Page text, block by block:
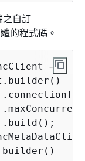
之自訂
的程式碼。
=